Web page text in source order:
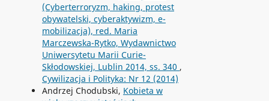
(Cyberterroryzm, haking, protest
obywatelski, cyberaktywizm, e-
mobilizacja), red. Maria
Marczewska-Rytko, Wydawnictwo
Uniwersytetu Marii Curie-
Skłodowskiej, Lublin 2014, ss. 340 ,
Cywilizacja i Polityka: Nr 12 (2014)
Andrzej Chodubski, Kobieta w